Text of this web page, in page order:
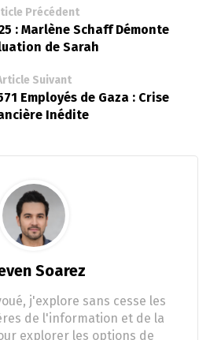
Précédent
: Marlène Schaff Démonte
de Sarah
Suivant
Employés de Gaza : Crise
Inédite
Soarez
j'explore sans cesse les
de l'information et de la
explorer les options de